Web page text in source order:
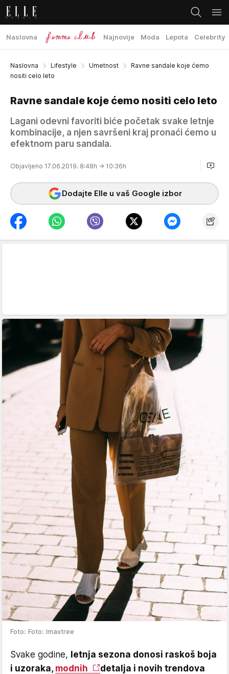
Naslovna Najnovije Moda Lepota Celebrity
Naslovna Lifestyle Umetnost
Ravne sandale koje ćemo
nositi celo leto
Ravne sandale koje ćemo nositi celo leto
Lagani odevni favoriti biće početak svake letnje
kombinacije, a njen savršeni kraj pronaći ćemo u
efektnom paru sandala.
Objavljeno 17.06.2019. 8:48h → 10:36h
Dodajte Elle u vaš Google izbor
Foto: Foto: Imaxtree
Svake godine, letnja sezona donosi raskoš boja
i uzoraka, modnih
detalja i novih trendova